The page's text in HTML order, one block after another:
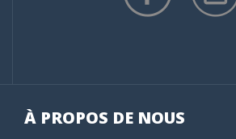
À PROPOS DE NOUS